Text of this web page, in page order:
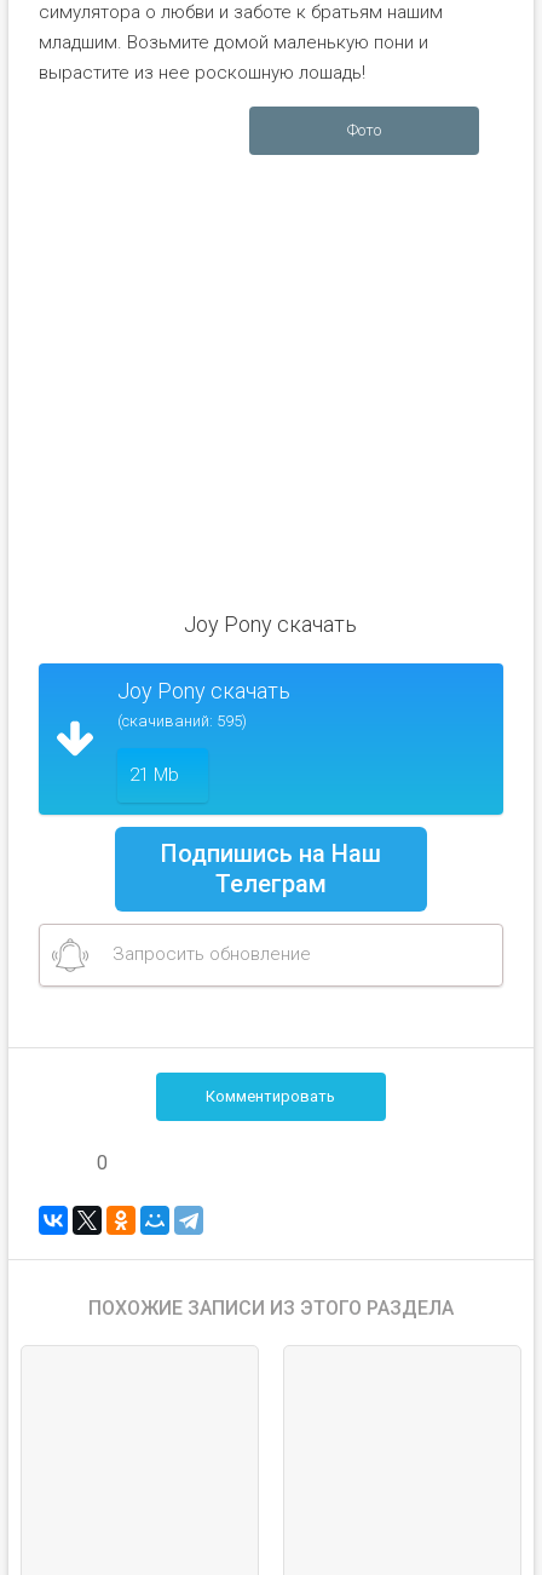
симулятора о любви и заботе к братьям нашим
младшим. Возьмите домой маленькую пони и
вырастите из нее роскошную лошадь!
Фото
Joy Pony скачать
Joy Pony скачать
(скачиваний: 595)
21 Mb
Подпишись на Наш
Телеграм
Запросить обновление
Комментировать
0
ПОХОЖИЕ ЗАПИСИ ИЗ ЭТОГО РАЗДЕЛА